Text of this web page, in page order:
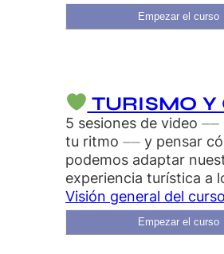
Empezar el curso
TURISMO Y
5 sesiones de video ⏤⏤
tu ritmo ⏤⏤ y pensar
podemos adaptar
experiencia turística a
Visión general del curso
Empezar el curso